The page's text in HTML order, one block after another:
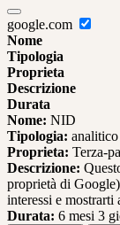
google.com
Nome
Tipologia
Proprieta
Descrizione
Durata
Nome: NID
Tipologia: analitico
Proprieta: Terza-
Descrizione:
proprietà di
interessi e
Durata: 6 mesi 3